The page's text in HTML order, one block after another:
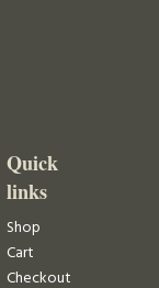
Quick
links
Shop
Cart
Checkout